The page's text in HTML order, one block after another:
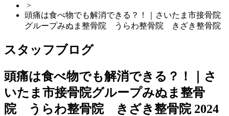
>
頭痛は食べ物でも解消できる？！｜さいたま市接骨院
グループみぬま整骨院 うらわ整骨院 きざき整骨院
スタッフブログ
頭痛は食べ物でも解消できる？！｜さ
いたま市接骨院グループみぬま整骨
院 うらわ整骨院 きざき整骨院 2024